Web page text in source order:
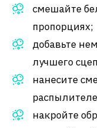
смешайте
пропорциях;
добавьте
лучшего
нанесите
накройте